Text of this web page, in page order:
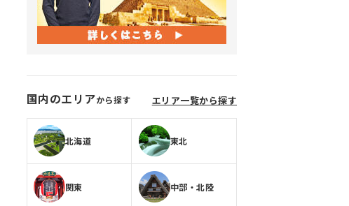
国内のエリアから探す エリア一覧から探す
北海道 東北
関東 中部・北陸